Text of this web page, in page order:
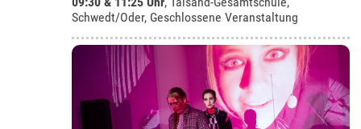
Schwedt/Oder, Geschlossene Veranstaltung